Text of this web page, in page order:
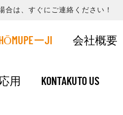
合は、すぐにご連絡ください！
HŌMUPEーJI 会社概要
応用 KONTAKUTO US